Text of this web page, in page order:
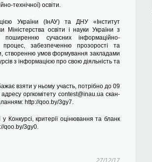
технічної) освіти.
України (ІнАУ) та ДНУ «Інститут
Міністерства освіти і науки України з
сучасних інформаційно-
процес, забезпеченню прозорості та
створенню умов формування закладами
з інформацією про свою діяльність та
взяти у ньому участь, потрібно до 09
оргкомітету contest@inau.uaскан-
http://qoo.by/3gy7.
Конкурсі, критерії оцінювання та бланк
qoo.by/3gy0.
27/12/17